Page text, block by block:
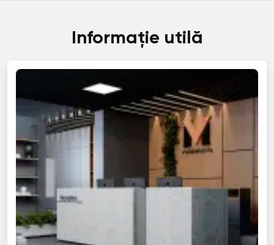
Informație utilă